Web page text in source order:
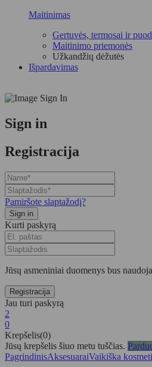
Maitinimas
Gertuvės, termosai ir
Maitinimo priemonės
Užkandžių dėžutės
Išpardavimas
Sign in
Registracija
Pamiršote slaptažodį?
Kurti paskyrą
Jūsų asmeniniai duomenys bus
Jau turi paskyrą
2
0
Krepšelis(0)
Jūsų krepšelis šiuo metu tuščias.
PagrindinisAksesuaraiVaikiška